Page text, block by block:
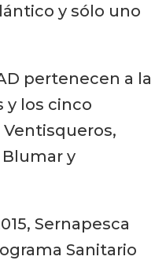
y sólo uno
pertenecen a la
y los cinco
y
Sernapesca
Sanitario